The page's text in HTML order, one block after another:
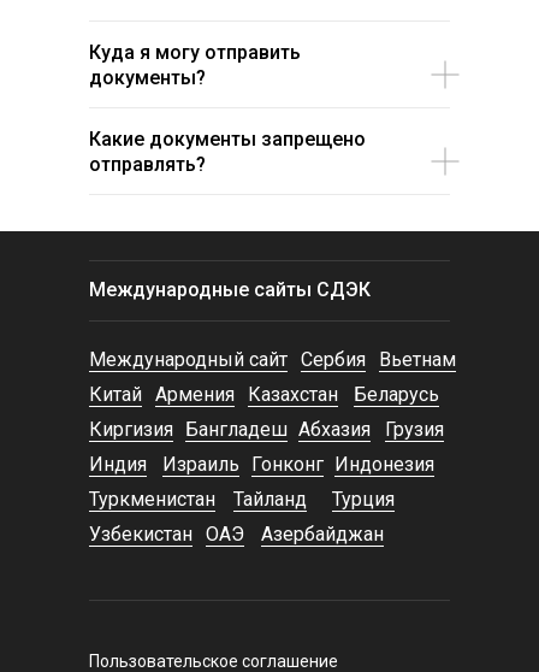
Куда я могу отправить
документы?
Какие документы запрещено
отправлять?
Международные сайты СДЭК
Сербия
Вьетнам
Китай Армения Казахстан
Беларусь
Киргизия Бангладеш Абхазия Грузия
Международный сайт
Индия Израиль Гонконг Индонезия
Туркменистан
Турция
Узбекистан ОАЭ Азербайджан
Тайланд
Пользовательское соглашение